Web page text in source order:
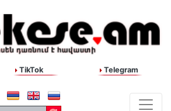
TikTok Telegram